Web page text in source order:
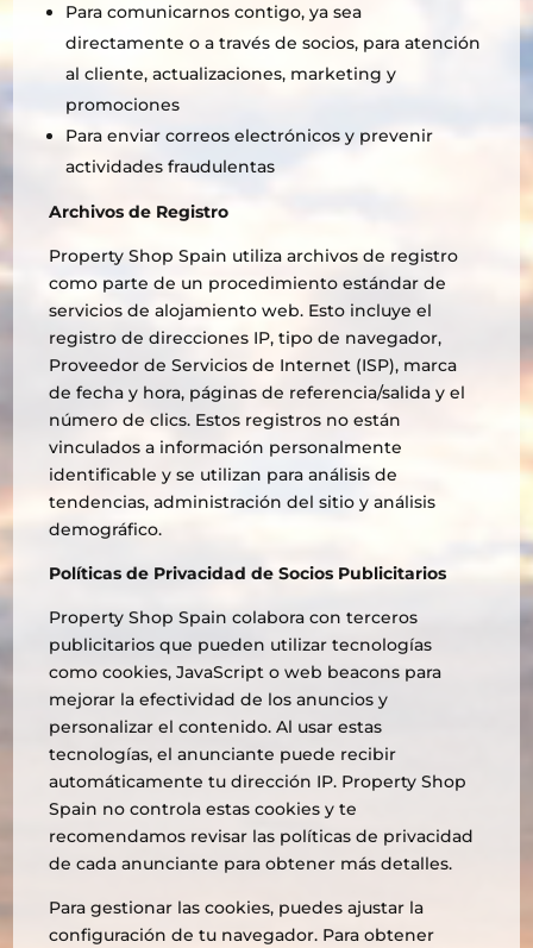
Para comunicarnos contigo, ya sea
directamente o a través de socios, para atención
al cliente, actualizaciones, marketing y
promociones
Para enviar correos electrónicos y prevenir
actividades fraudulentas
Archivos de Registro
Property Shop Spain utiliza archivos de registro
como parte de un procedimiento estándar de
servicios de alojamiento web. Esto incluye el
registro de direcciones IP, tipo de navegador,
Proveedor de Servicios de Internet (ISP), marca
de fecha y hora, páginas de referencia/salida y el
número de clics. Estos registros no están
vinculados a información personalmente
identificable y se utilizan para análisis de
tendencias, administración del sitio y análisis
demográfico.
Políticas de Privacidad de Socios Publicitarios
Property Shop Spain colabora con terceros
publicitarios que pueden utilizar tecnologías
como cookies, JavaScript o web beacons para
mejorar la efectividad de los anuncios y
personalizar el contenido. Al usar estas
tecnologías, el anunciante puede recibir
automáticamente tu dirección IP. Property Shop
Spain no controla estas cookies y te
recomendamos revisar las políticas de privacidad
de cada anunciante para obtener más detalles.
Para gestionar las cookies, puedes ajustar la
configuración de tu navegador. Para obtener